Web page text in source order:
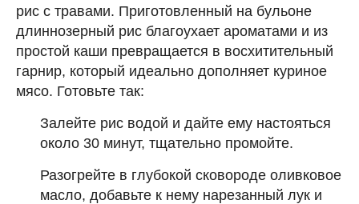
рис с травами. Приготовленный на бульоне
длиннозерный рис благоухает ароматами и из
простой каши превращается в восхитительный
гарнир, который идеально дополняет куриное
мясо. Готовьте так:
Залейте рис водой и дайте ему настояться
около 30 минут, тщательно промойте.
Разогрейте в глубокой сковороде оливковое
масло, добавьте к нему нарезанный лук и